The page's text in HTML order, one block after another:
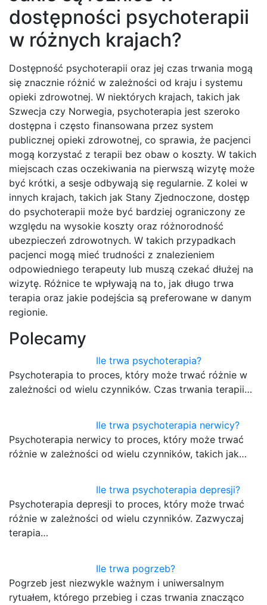
dostępności psychoterapii
w różnych krajach?
Dostępność psychoterapii oraz jej czas trwania mogą
się znacznie różnić w zależności od kraju i systemu
opieki zdrowotnej. W niektórych krajach, takich jak
Szwecja czy Norwegia, psychoterapia jest szeroko
dostępna i często finansowana przez system
publicznej opieki zdrowotnej, co sprawia, że pacjenci
mogą korzystać z terapii bez obaw o koszty. W takich
miejscach czas oczekiwania na pierwszą wizytę może
być krótki, a sesje odbywają się regularnie. Z kolei w
innych krajach, takich jak Stany Zjednoczone, dostęp
do psychoterapii może być bardziej ograniczony ze
względu na wysokie koszty oraz różnorodność
ubezpieczeń zdrowotnych. W takich przypadkach
pacjenci mogą mieć trudności z znalezieniem
odpowiedniego terapeuty lub muszą czekać dłużej na
wizytę. Różnice te wpływają na to, jak długo trwa
terapia oraz jakie podejścia są preferowane w danym
regionie.
Polecamy
Ile trwa psychoterapia?
Psychoterapia to proces, który może trwać różnie w
zależności od wielu czynników. Czas trwania terapii…
Ile trwa psychoterapia nerwicy?
Psychoterapia nerwicy to proces, który może trwać
różnie w zależności od wielu czynników, takich jak…
Ile trwa psychoterapia depresji?
Psychoterapia depresji to proces, który może trwać
różnie w zależności od wielu czynników. Zazwyczaj
terapia…
Ile trwa pogrzeb?
Pogrzeb jest niezwykle ważnym i uniwersalnym
rytuałem, którego przebieg i czas trwania znacząco